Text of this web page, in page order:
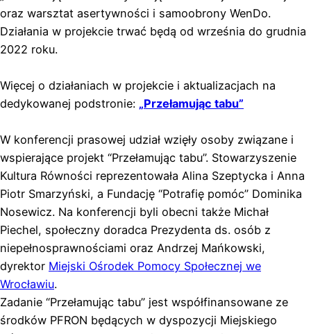
oraz warsztat asertywności i samoobrony WenDo.
Działania w projekcie trwać będą od września do grudnia
2022 roku.
Więcej o działaniach w projekcie i aktualizacjach na
dedykowanej podstronie: „Przełamując tabu”
W konferencji prasowej udział wzięły osoby związane i
wspierające projekt “Przełamując tabu”. Stowarzyszenie
Kultura Równości reprezentowała Alina Szeptycka i Anna
Piotr Smarzyński, a Fundację “Potrafię pomóc” Dominika
Nosewicz. Na konferencji byli obecni także Michał
Piechel, społeczny doradca Prezydenta ds. osób z
niepełnosprawnościami oraz Andrzej Mańkowski,
dyrektor Miejski Ośrodek Pomocy Społecznej we
Wrocławiu.
Zadanie “Przełamując tabu” jest współfinansowane ze
środków PFRON będących w dyspozycji Miejskiego